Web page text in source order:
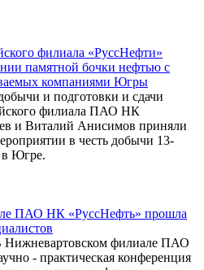
филиала «РуссНефти»
памятной бочки нефтью с
компаниями Югры
и подготовки и сдачи
филиала ПАО НК
и Виталий Анисимов приняли
в честь добычи 13-
Югре.
ПАО НК «РуссНефть» прошла
филиале ПАО
- практическая конференция